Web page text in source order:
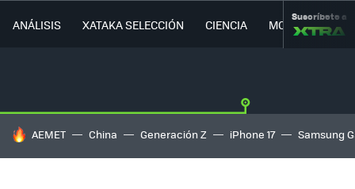
ANÁLISIS XATAKA SELECCIÓN CIENCIA MOVILIDAD
Suscríbete a
HOY SE HABLA DE
AEMET China Generación Z iPhone 17 Samsung